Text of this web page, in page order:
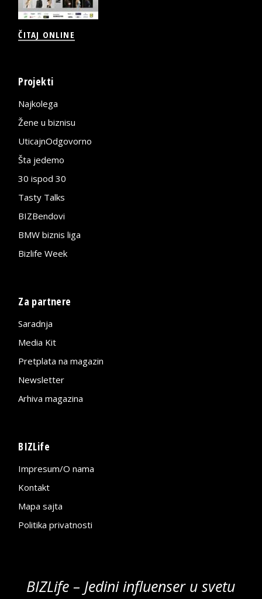
ČITAJ ONLINE
Projekti
Najkolega
Žene u biznisu
UticajnOdgovorno
Šta jedemo
30 ispod 30
Tasty Talks
BIZBendovi
BMW biznis liga
Bizlife Week
Za partnere
Saradnja
Media Kit
Pretplata na magazin
Newsletter
Arhiva magazina
BIZLife
Impresum/O nama
Kontakt
Mapa sajta
Politika privatnosti
BIZLife – Jedini influenser u svetu